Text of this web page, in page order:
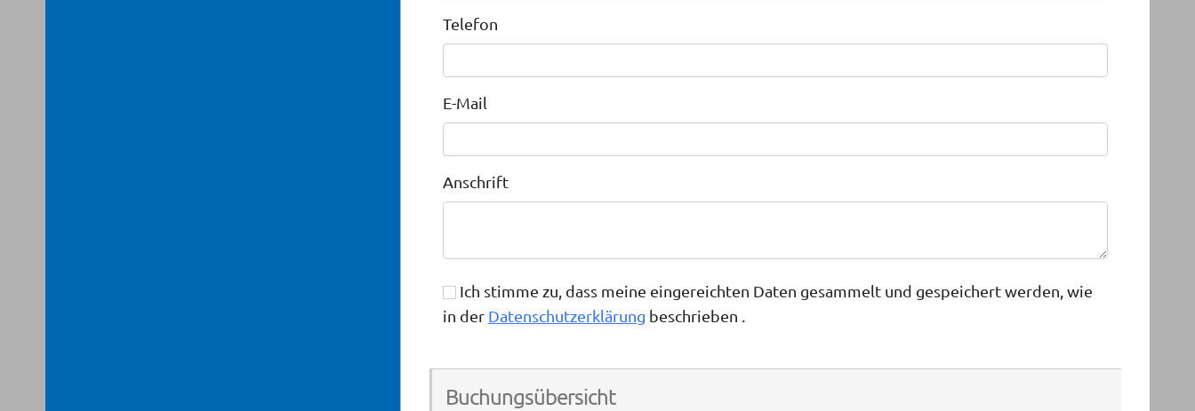
Telefon
E-Mail
Anschrift
Ich stimme zu, dass meine eingereichten Daten gesammelt und gespeichert werden, wie
in der Datenschutzerklärung beschrieben .
Buchungsübersicht